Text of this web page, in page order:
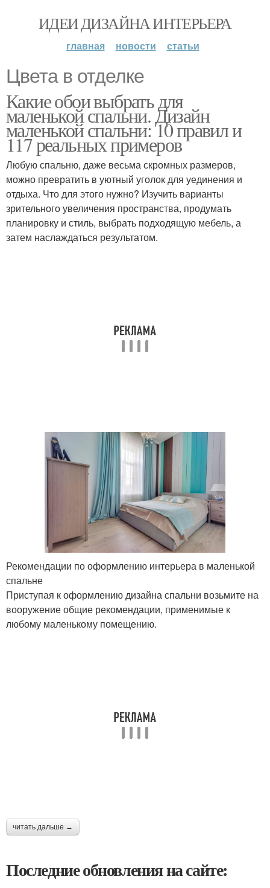
ИДЕИ ДИЗАЙНА ИНТЕРЬЕРА
главная новости статьи
Цвета в отделке
Какие обои выбрать для
маленькой спальни. Дизайн
маленькой спальни: 10 правил и
117 реальных примеров
Любую спальню, даже весьма скромных размеров,
можно превратить в уютный уголок для уединения и
отдыха. Что для этого нужно? Изучить варианты
зрительного увеличения пространства, продумать
планировку и стиль, выбрать подходящую мебель, а
затем наслаждаться результатом.
Рекомендации по оформлению интерьера в маленькой
спальне
Приступая к оформлению дизайна спальни возьмите на
вооружение общие рекомендации, применимые к
любому маленькому помещению.
читать дальше →
Последние обновления на сайте: